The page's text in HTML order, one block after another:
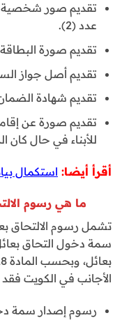
عدد (2).
تقديم صورة
تقديم أصل جواز
تقديم شهادة
تقديم صورة عن
للأبناء في حال كان
أقرأ أيضا: استكمال
ما هي رسوم
تشمل رسوم الالتحاق
سمة دخول التحاق
الأجانب في الكويت
رسوم إصدار سمة